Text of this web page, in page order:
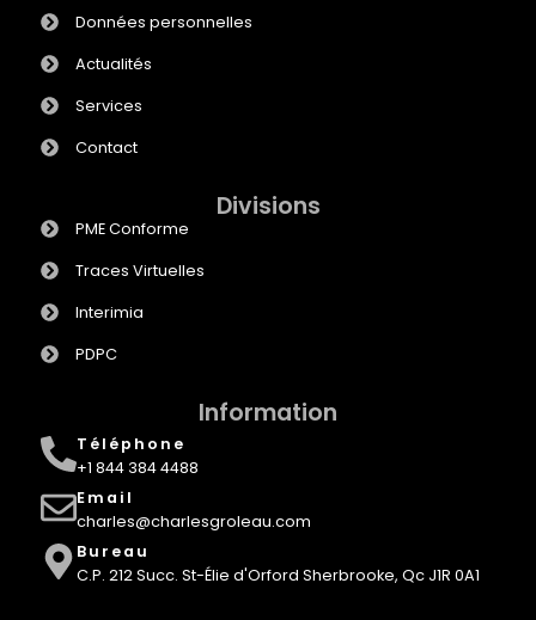
Données personnelles
Actualités
Services
Contact
Divisions
PME Conforme
Traces Virtuelles
Interimia
PDPC
Information
Téléphone
+1 844 384 4488
Email
charles@charlesgroleau.com
Bureau
C.P. 212 Succ. St-Élie d'Orford Sherbrooke, Qc J1R 0A1